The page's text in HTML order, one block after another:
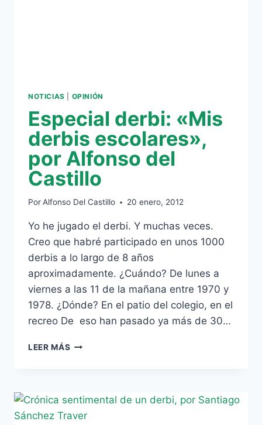
NOTICIAS OPINIÓN
Especial derbi: «Mis
derbis escolares»,
por Alfonso del
Castillo
PorAlfonso Del Castillo 20 enero, 2012
Yo he jugado el derbi. Y muchas veces.
Creo que habré participado en unos 1000
derbis a lo largo de 8 años
aproximadamente. ¿Cuándo? De lunes a
viernes a las 11 de la mañana entre 1970 y
1978. ¿Dónde? En el patio del colegio, en el
recreo De eso han pasado ya más de 30…
LEER MÁS ESPECIAL
POR
ALFONSO